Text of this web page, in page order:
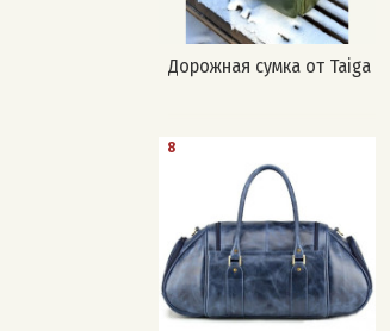
Дорожная сумка от Taiga
8